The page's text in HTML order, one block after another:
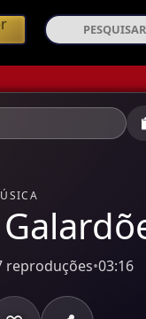
reproduções•03:16